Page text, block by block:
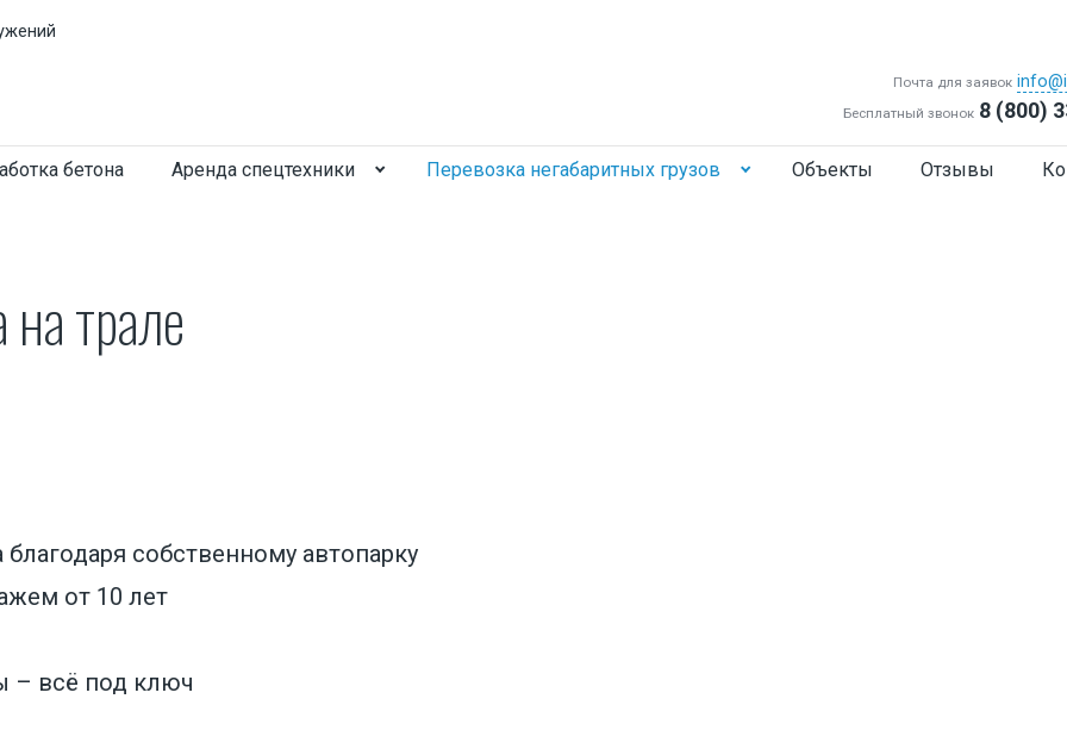
Почта для заявок
Бесплатный звонок 8 (800)
бетона Аренда спецтехники Перевозка негабаритных грузов Объекты Отзывы
на трале
собственному автопарку
от 10 лет
– всё под ключ